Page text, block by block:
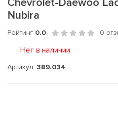
Chevrolet-Daewoo
Nubira
Рейтинг 0.0 0
Нет в наличии
Артикул: 389.034